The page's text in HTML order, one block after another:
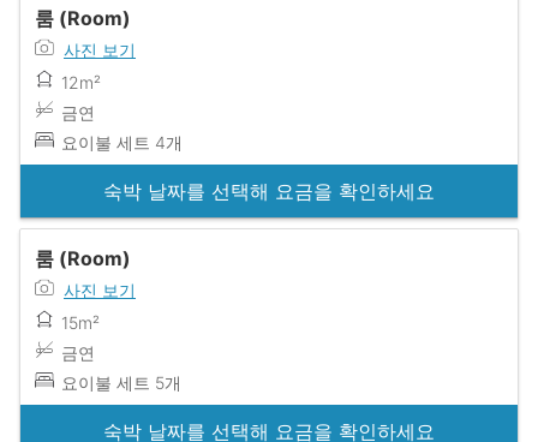
룸 (Room)
사진 보기
12m²
금연
요이불 세트 4개
숙박 날짜를 선택해 요금을 확인하세요
룸 (Room)
사진 보기
15m²
금연
요이불 세트 5개
숙박 날짜를 선택해 요금을 확인하세요